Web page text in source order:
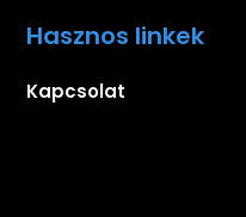
Hasznos linkek
Kapcsolat